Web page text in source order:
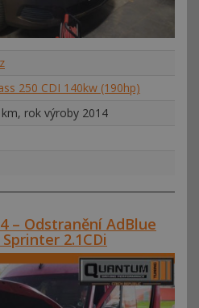
250 CDI 140kw (190hp)
rok výroby 2014
– Odstranění AdBlue
2.1CDi